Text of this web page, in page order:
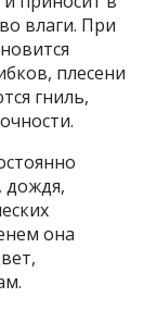
влаги. При
плесени
гниль,
дождя,
она